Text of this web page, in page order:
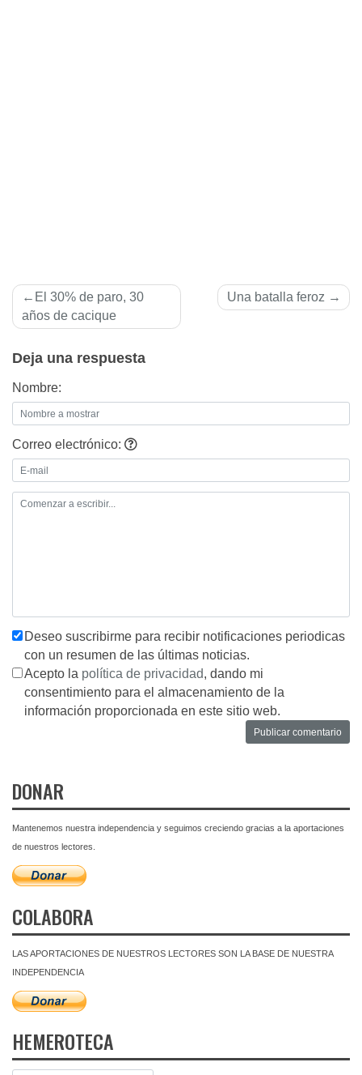
Navegación
de
El 30% de paro, 30
años de cacique
Una batalla feroz
Deja una respuesta
Nombre:
Correo electrónico:
Deseo suscribirme para recibir notificaciones periodicas
con un resumen de las últimas noticias.
Acepto la política de privacidad, dando mi
consentimiento para el almacenamiento de la
información proporcionada en este sitio web.
DONAR
Mantenemos nuestra independencia y seguimos creciendo gracias a la aportaciones
de nuestros lectores.
COLABORA
LAS APORTACIONES DE NUESTROS LECTORES SON LA BASE DE NUESTRA
INDEPENDENCIA
HEMEROTECA